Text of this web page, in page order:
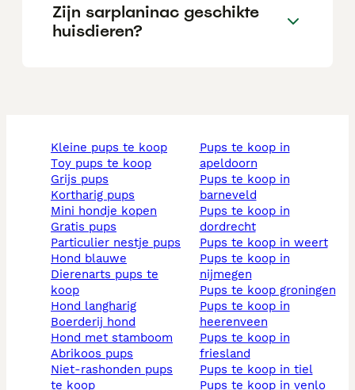
Zijn sarplaninac geschikte
huisdieren?
kleine pups te koop
toy pups te koop
grijs pups
kortharig pups
mini hondje kopen
gratis pups
particulier nestje pups
hond blauwe
dierenarts pups te
koop
hond langharig
boerderij hond
hond met stamboom
abrikoos pups
niet-rashonden pups
te koop
pups te koop in
apeldoorn
pups te koop in
barneveld
pups te koop in
dordrecht
pups te koop in weert
pups te koop in
nijmegen
pups te koop groningen
pups te koop in
heerenveen
pups te koop in
friesland
pups te koop in tiel
pups te koop in venlo